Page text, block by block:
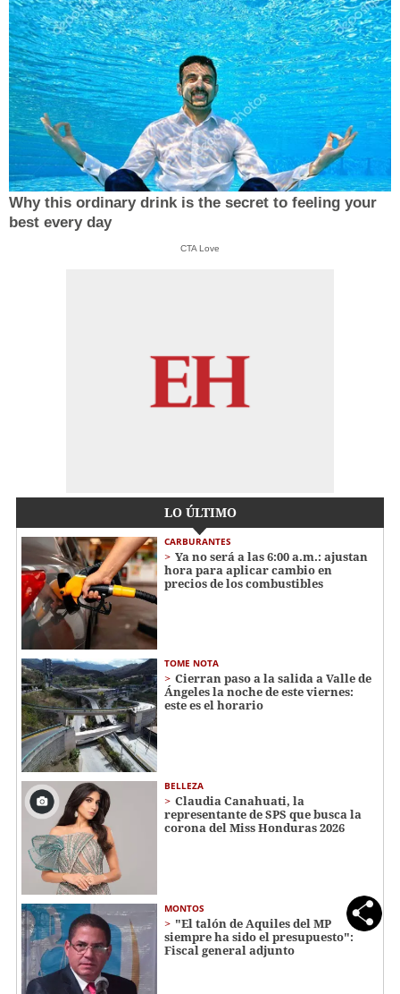
Why this ordinary drink is the secret to feeling your
best every day
CTA Love
LO ÚLTIMO
CARBURANTES
Ya no será a las 6:00 a.m.: ajustan
hora para aplicar cambio en
precios de los combustibles
TOME NOTA
Cierran paso a la salida a Valle de
Ángeles la noche de este viernes:
este es el horario
BELLEZA
Claudia Canahuati, la
representante de SPS que busca la
corona del Miss Honduras 2026
MONTOS
"El talón de Aquiles del MP
siempre ha sido el presupuesto":
Fiscal general adjunto